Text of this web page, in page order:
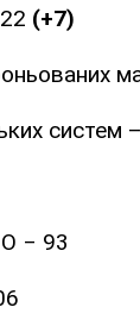
(+7)
систем
‒ 93